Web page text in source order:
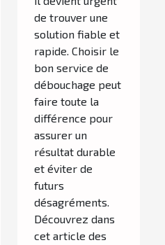
de trouver une
solution fiable et
rapide. Choisir le
bon service de
débouchage peut
faire toute la
différence pour
assurer un
résultat durable
et éviter de
futurs
désagréments.
Découvrez dans
cet article des